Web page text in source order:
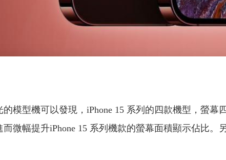
型機可以發現，iPhone 15 系列的四款機型，螢幕
微幅提升iPhone 15 系列機款的螢幕面積顯示佔比。